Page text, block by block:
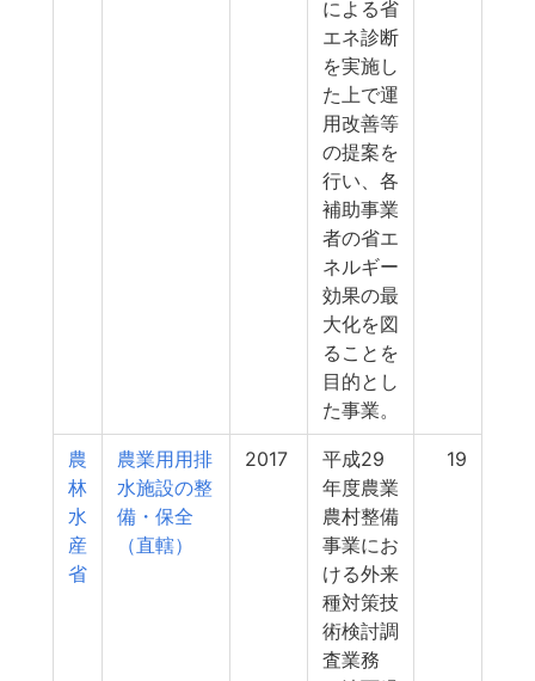
による省
エネ診断
を実施し
た上で運
用改善等
の提案を
行い、各
補助事業
者の省エ
ネルギー
効果の最
大化を図
ることを
目的とし
た事業。
農
林
水
産
省
農業用用排
水施設の整
備・保全
（直轄）
2017
平成29
年度農業
農村整備
事業にお
ける外来
種対策技
術検討調
査業務
19